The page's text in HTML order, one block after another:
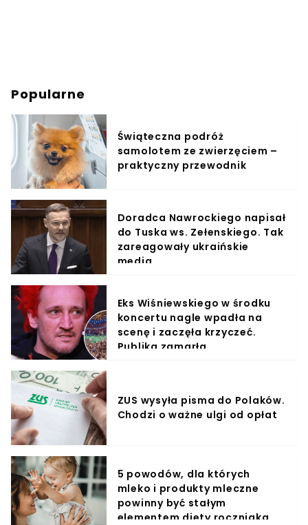
Popularne
Świąteczna podróż
samolotem ze zwierzęciem –
praktyczny przewodnik
Doradca Nawrockiego napisał
do Tuska ws. Zełenskiego. Tak
zareagowały ukraińskie
media
Eks Wiśniewskiego w środku
koncertu nagle wpadła na
scenę i zaczęła krzyczeć.
Publika zamarła
ZUS wysyła pisma do Polaków.
Chodzi o ważne ulgi od opłat
5 powodów, dla których
mleko i produkty mleczne
powinny być stałym
elementem diety roczniaka